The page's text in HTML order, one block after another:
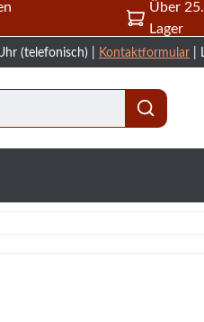
Über
Lager
(telefonisch) | Kontaktformular |